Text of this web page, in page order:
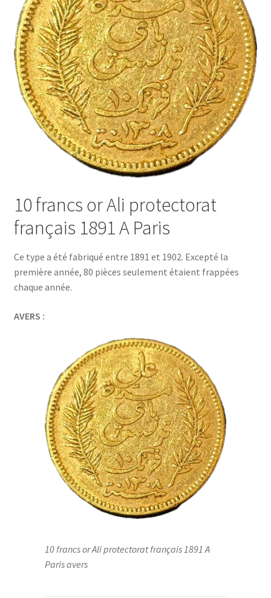
10 francs or Ali protectorat
français 1891 A Paris
Ce type a été fabriqué entre 1891 et 1902. Excepté la
première année, 80 pièces seulement étaient frappées
chaque année.
AVERS :
10 francs or Ali protectorat français 1891 A
Paris avers